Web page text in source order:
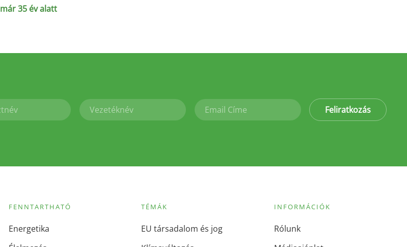
35 év alatt
Feliratkozás
FENNTARTHATÓ
Energetika
TÉMÁK
EU társadalom és jog
INFORMÁCIÓK
Rólunk